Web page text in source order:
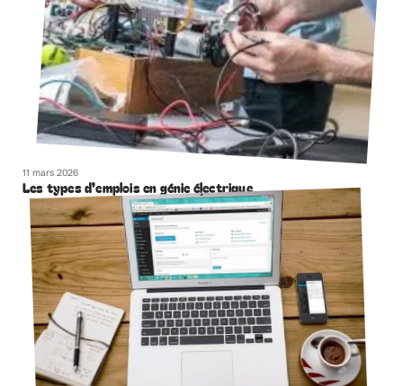
11 mars 2026
Les types d’emplois en génie électrique